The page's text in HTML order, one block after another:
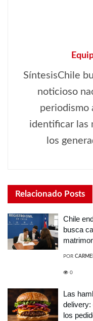
SíntesisChile
noticioso
periodismo
identificar las
los
Relacionado Posts
Chile
busca
POR
0
Las
delivery:
los